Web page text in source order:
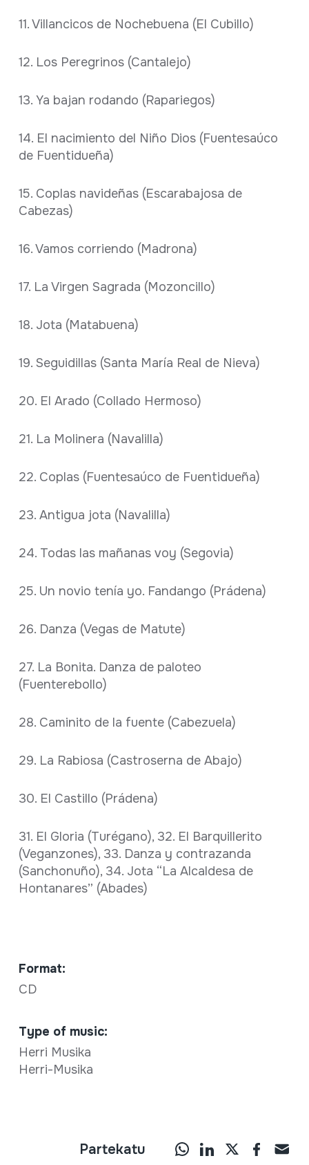
11. Villancicos de Nochebuena (El Cubillo)
12. Los Peregrinos (Cantalejo)
13. Ya bajan rodando (Rapariegos)
14. El nacimiento del Niño Dios (Fuentesaúco
de Fuentidueña)
15. Coplas navideñas (Escarabajosa de
Cabezas)
16. Vamos corriendo (Madrona)
17. La Virgen Sagrada (Mozoncillo)
18. Jota (Matabuena)
19. Seguidillas (Santa María Real de Nieva)
20. El Arado (Collado Hermoso)
21. La Molinera (Navalilla)
22. Coplas (Fuentesaúco de Fuentidueña)
23. Antigua jota (Navalilla)
24. Todas las mañanas voy (Segovia)
25. Un novio tenía yo. Fandango (Prádena)
26. Danza (Vegas de Matute)
27. La Bonita. Danza de paloteo
(Fuenterebollo)
28. Caminito de la fuente (Cabezuela)
29. La Rabiosa (Castroserna de Abajo)
30. El Castillo (Prádena)
31. El Gloria (Turégano), 32. El Barquillerito
(Veganzones), 33. Danza y contrazanda
(Sanchonuño), 34. Jota “La Alcaldesa de
Hontanares” (Abades)
Format:
CD
Type of music:
Herri Musika
Herri-Musika
Partekatu